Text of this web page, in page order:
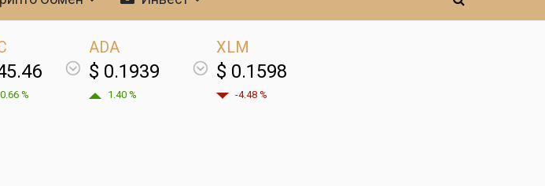
0.66 %
ADA
$ 0.1939
1.40 %
XLM
$ 0.1598
-4.48 %